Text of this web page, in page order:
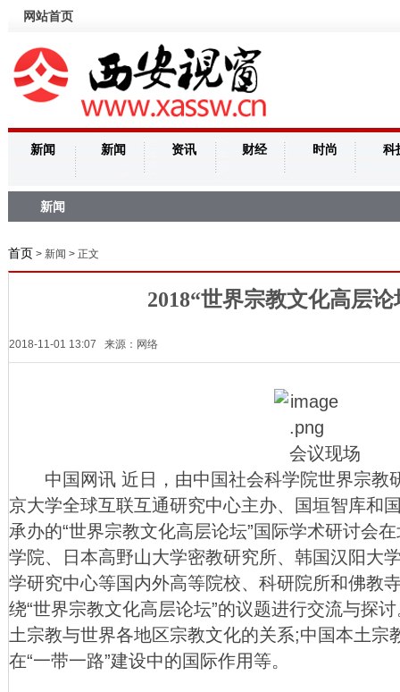
网站首页
新闻 新闻 资讯 财经 时尚 科
新闻
首页 > 新闻 > 正文
2018“世界宗教文化高层论
2018-11-01 13:07 来源：网络
会议现场
中国网讯 近日，由中国社会科学院世界宗教
京大学全球互联互通研究中心主办、国垣智库和
承办的“世界宗教文化高层论坛”国际学术研讨会
学院、日本高野山大学密教研究所、韩国汉阳大
学研究中心等国内外高等院校、科研院所和佛教
绕“世界宗教文化高层论坛”的议题进行交流与探
土宗教与世界各地区宗教文化的关系;中国本土宗
在“一带一路”建设中的国际作用等。